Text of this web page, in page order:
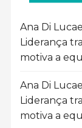
Ana Di Luca
Liderança
motiva a
Ana Di Luca
Liderança
motiva a